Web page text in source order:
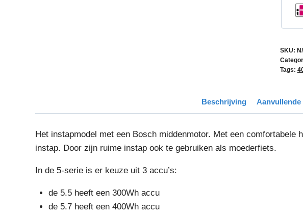
SKU:
Tags:
Beschrijving
Het instapmodel met een Bosch middenmotor. Met een comfortabele
instap. Door zijn ruime instap ook te gebruiken als moederfiets.
In de 5-serie is er keuze uit 3 accu’s:
de 5.5 heeft een 300Wh accu
de 5.7 heeft een 400Wh accu